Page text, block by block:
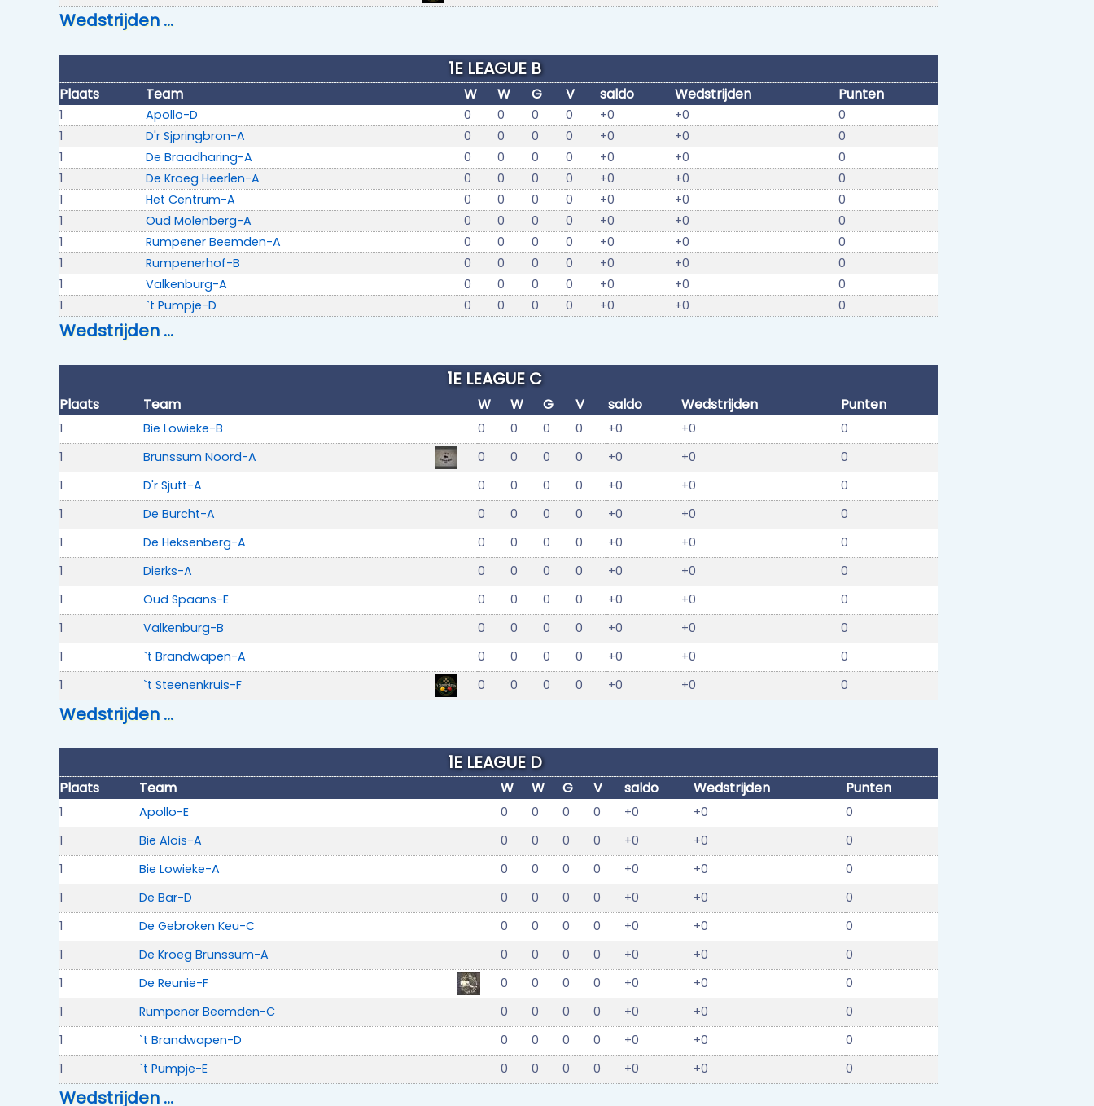
Wedstrijden …
1E LEAGUE B
Plaats Team W W G V saldo Wedstrijden Punten
1 Apollo-D 0 0 0 0 +0 +0
0
1
D'r Sjpringbron-A 0 0 0 0 +0 +0
0
1
De Braadharing-A 0 0 0 0 +0 +0
0
1
De Kroeg Heerlen-A 0 0 0 0 +0 +0
0
1
Het Centrum-A 0 0 0 0 +0 +0
0
1
Oud Molenberg-A 0 0 0 0 +0 +0
0
1
Rumpener Beemden-A 0 0 0 0 +0 +0
0
1
Rumpenerhof-B 0 0 0 0 +0 +0
0
1
Valkenburg-A 0 0 0 0 +0 +0
0
1
`t Pumpje-D 0 0 0 0 +0 +0 0
Wedstrijden …
1E LEAGUE C
Plaats Team W W G V saldo Wedstrijden Punten
1 Bie Lowieke-B 0 0 0 0 +0 +0
0
1
Brunssum Noord-A 0 0 0 0 +0 +0
0
1
D'r Sjutt-A 0 0 0 0 +0 +0
0
1
De Burcht-A 0 0 0 0 +0 +0
0
1
De Heksenberg-A 0 0 0 0 +0 +0
0
1
Dierks-A 0 0 0 0 +0 +0
0
1
Oud Spaans-E 0 0 0 0 +0 +0
0
1
Valkenburg-B 0 0 0 0 +0 +0
0
1
`t Brandwapen-A 0 0 0 0 +0 +0
0
1
`t Steenenkruis-F 0 0 0 0 +0 +0 0
Wedstrijden …
1E LEAGUE D
Plaats Team W W G V saldo Wedstrijden Punten
1 Apollo-E 0 0 0 0 +0 +0
0
1
Bie Alois-A 0 0 0 0 +0 +0
0
1
Bie Lowieke-A 0 0 0 0 +0 +0
0
1
De Bar-D 0 0 0 0 +0 +0
0
1
De Gebroken Keu-C 0 0 0 0 +0 +0
0
1
De Kroeg Brunssum-A 0 0 0 0 +0 +0
0
1
De Reunie-F 0 0 0 0 +0 +0
0
1
Rumpener Beemden-C 0 0 0 0 +0 +0
0
1
`t Brandwapen-D 0 0 0 0 +0 +0
0
1
`t Pumpje-E 0 0 0 0 +0 +0 0
Wedstrijden …